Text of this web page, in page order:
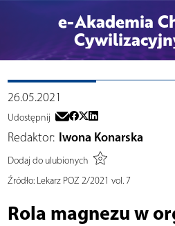
e-Akademia
26.05.2021
Udostępnij
Redaktor: Iwona Konarska
Dodaj do ulubionych
Źródło:Lekarz POZ 2/2021 vol. 7
Rola magnezu w